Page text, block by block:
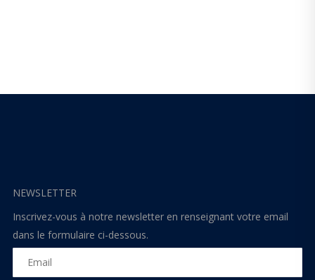
NEWSLETTER
Inscrivez-vous à notre newsletter en renseignant votre email
dans le formulaire ci-dessous.